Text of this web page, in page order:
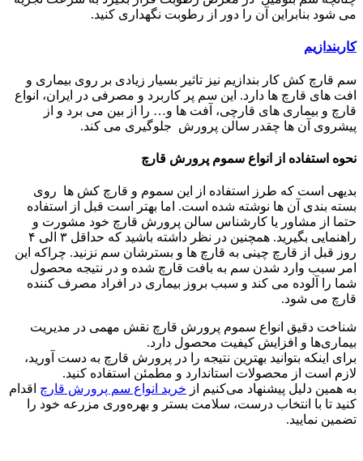
می شود بنابراین آن را دور از رطوبت نگهداری کنید.
کاربندازیم
سم قارچ کش کار بندازیم نیز تاثیر بسیار زیادی بر روی بیماری و
افت های قارچ ها دارد. این سم پر کاربرد و مصرفی در ایران، انواع
قارچ و بیماری های قارچی، آفت ها و… را از بین می برد و از
پیشروی آن ها چقدر سالن پرورش جلوگیری می کند.
نحوه استفاده از انواع سموم پرورش قارچ
بدیهی است که طرز استفاده از این سموم و قارچ کش ها روی
بسته بندی آن ها نوشته شده است. اما بهتر است قبل از استفاده
حتما از مشاور یا کارشناس سالن پرورش قارچ خود مشورت و
راهنمایی بگیرید. همچنین در نظر داشته باشید که حداقل ۳ الی ۴
روز قبل از قارچ چینی به قارچ ها و بسترشان سم نزنید. چراکه این
امر سبب وارد شدن سم به بافت قارچ شده و در نتیجه محصول
شما را آلوده می کند و سبب بروز بیماری در افراد مصرف کننده
قارچ می شود.
شناخت دقیق انواع سموم پرورش قارچ نقش مهمی در مدیریت
بیماری‌ها و افزایش کیفیت محصول دارد.
برای اینکه بتوانید بهترین نتیجه را در پرورش قارچ به دست آورید،
لازم است از محصولات استاندارد و مطمئن استفاده کنید.
به همین دلیل پیشنهاد می‌کنیم از خرید انواع سم پرورش قارچ اقدام
کنید تا با انتخاب درست، سلامت بستر و بهره‌وری مزرعه خود را
تضمین نمایید.